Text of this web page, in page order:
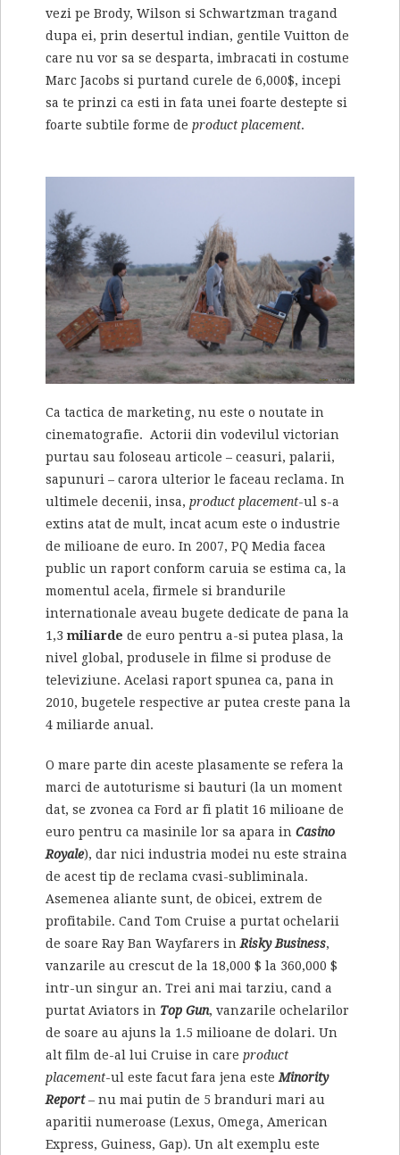
vezi pe Brody, Wilson si Schwartzman tragand
dupa ei, prin desertul indian, gentile Vuitton de
care nu vor sa se desparta, imbracati in costume
Marc Jacobs si purtand curele de 6,000$, incepi
sa te prinzi ca esti in fata unei foarte destepte si
foarte subtile forme de product placement.
Ca tactica de marketing, nu este o noutate in
cinematografie. Actorii din vodevilul victorian
purtau sau foloseau articole – ceasuri, palarii,
sapunuri – carora ulterior le faceau reclama. In
ultimele decenii, insa, product placement-ul s-a
extins atat de mult, incat acum este o industrie
de milioane de euro. In 2007, PQ Media facea
public un raport conform caruia se estima ca, la
momentul acela, firmele si brandurile
internationale aveau bugete dedicate de pana la
1,3 miliarde de euro pentru a-si putea plasa, la
nivel global, produsele in filme si produse de
televiziune. Acelasi raport spunea ca, pana in
2010, bugetele respective ar putea creste pana la
4 miliarde anual.
O mare parte din aceste plasamente se refera la
marci de autoturisme si bauturi (la un moment
dat, se zvonea ca Ford ar fi platit 16 milioane de
euro pentru ca masinile lor sa apara in Casino
Royale), dar nici industria modei nu este straina
de acest tip de reclama cvasi-subliminala.
Asemenea aliante sunt, de obicei, extrem de
profitabile. Cand Tom Cruise a purtat ochelarii
de soare Ray Ban Wayfarers inRisky Business,
vanzarile au crescut de la 18,000 $ la 360,000 $
intr-un singur an. Trei ani mai tarziu, cand a
purtat Aviators in Top Gun, vanzarile ochelarilor
de soare au ajuns la 1.5 milioane de dolari. Un
alt film de-al lui Cruise in care product
placement-ul este facut fara jena este Minority
Report– nu mai putin de 5 branduri mari au
aparitii numeroase (Lexus, Omega, American
Express, Guiness, Gap). Un alt exemplu este